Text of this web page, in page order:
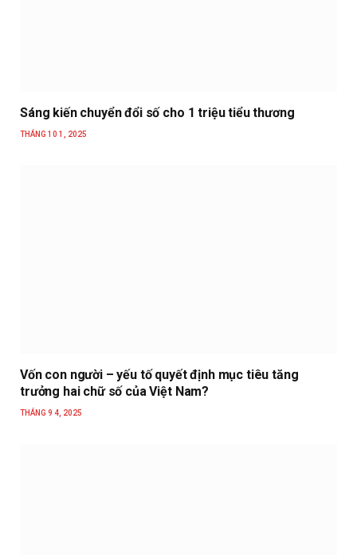
Sáng kiến chuyển đổi số cho 1 triệu tiểu thương
THÁNG 10 1, 2025
Vốn con người – yếu tố quyết định mục tiêu tăng
trưởng hai chữ số của Việt Nam?
THÁNG 9 4, 2025